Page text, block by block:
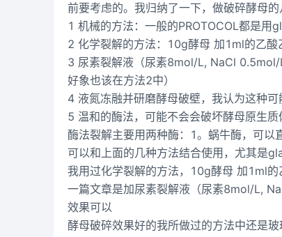
前要考虑的。我归纳了一下，做破碎酵母的
1 机械的方法：一般的PROTOCOL都是用
2 化学裂解的方法：10g酵母 加1ml的乙酸
3 尿素裂解液（尿素8mol/L, NaCl
好象也该在方法2中）
4 液氮冻融并研磨酵母破壁，我认为这种可
5 温和的酶法，可能不会会破坏酵母原生质
酶法裂解主要用两种酶：1。蜗牛酶，可
可以和上面的几种方法结合使用，尤其是
我用过化学裂解的方法，10g酵母 加1ml的
一篇文章是加尿素裂解液（尿素8mol/L,
效果可以
酵母破碎效果好的我所做过的方法中还是